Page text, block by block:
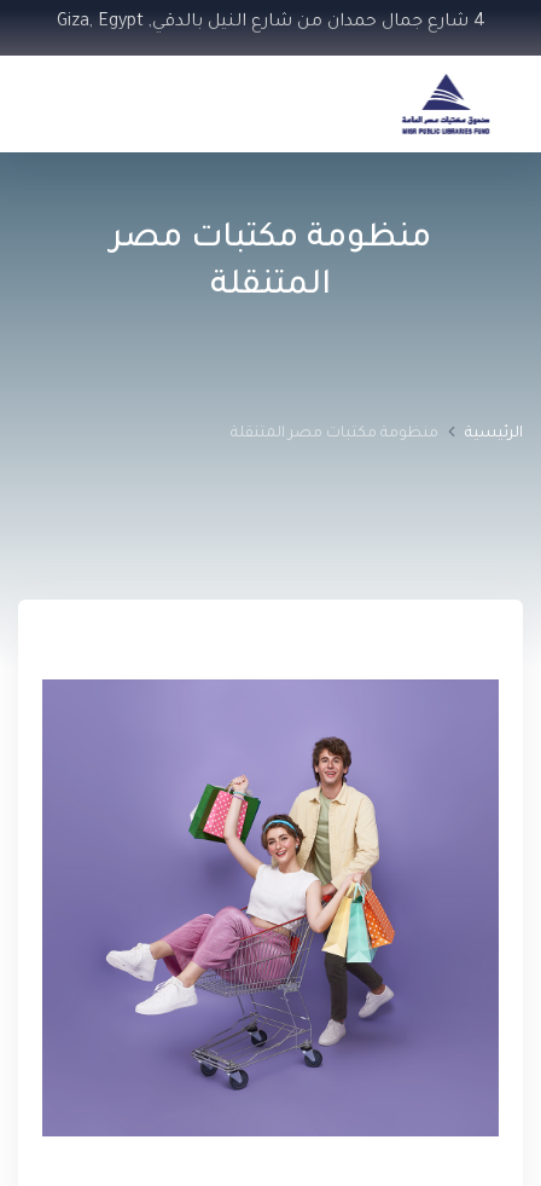
4 شارع جمال حمدان من شارع النيل بالدقي, Giza, Egypt
منظومة مكتبات مصر
المتنقلة
الرئيسية منظومة مكتبات مصر المتنقلة